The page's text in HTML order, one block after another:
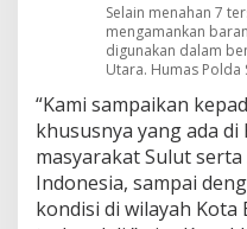
Selain menahan 7
mengamankan
digunakan dalam
Utara. Humas Polda
“Kami sampaikan
khususnya yang ada
masyarakat Sulut
Indonesia, sampai
kondisi di wilayah Kota